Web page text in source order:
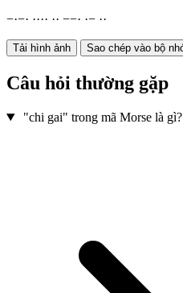
−·−· ···· ·· −−· ·− ··
Tải hình ảnh Sao chép vào bộ
Câu hỏi thường gặp
"chi gai" trong mã Morse là gì?